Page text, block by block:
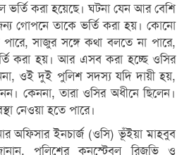
ভর্তি করা হয়েছে। ঘটনা যেন আর বেশি
গোপনে তাকে ভর্তি করা হয়। কোনো
সাজুর সঙ্গে কথা বলতে না পারে,
করা হয়। আর এসব করা হচ্ছে ওসির
ওই দুই পুলিশ সদস্য যদি দায়ী হয়,
কেননা, তারা ওসির অধীনে ছিলেন।
নেওয়া হতে পারে।
অফিসার ইনচার্জ (ওসি) ভূঁইয়া মাহবুব
পুলিশের কনস্টেবল রিজভি ও